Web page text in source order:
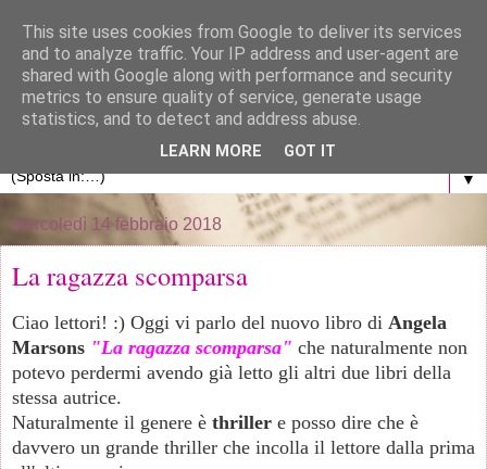
La libreria di Anna
Blog personale dedicato al mondo dei libri
▼
mercoledì 14 febbraio 2018
La ragazza scomparsa
Ciao lettori! :) Oggi vi parlo del nuovo libro di Angela
Marsons "La ragazza scomparsa" che naturalmente non
potevo perdermi avendo già letto gli altri due libri della
stessa autrice.
Naturalmente il genere è thriller e posso dire che è
davvero un grande thriller che incolla il lettore dalla prima
This site uses cookies from Google to deliver its services
and to analyze traffic. Your IP address and user-agent are
shared with Google along with performance and security
metrics to ensure quality of service, generate usage
statistics, and to detect and address abuse.
LEARN MORE GOT IT